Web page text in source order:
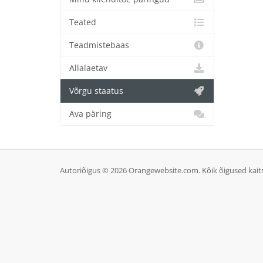
Teated
Teadmistebaas
Allalaetav
Võrgu staatus
Ava päring
Autoriõigus © 2026 Orangewebsite.com. Kõik õigused